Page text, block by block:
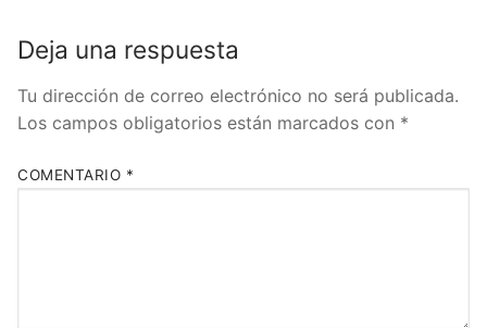
Deja una respuesta
Tu dirección de correo electrónico no será publicada.
Los campos obligatorios están marcados con *
COMENTARIO *